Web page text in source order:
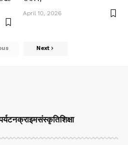
April 10, 2026
Next
क्राइमसंस्कृतिशिक्षा